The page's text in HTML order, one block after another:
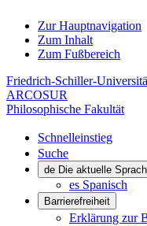
Zur Hauptnavigation
Zum Inhalt
Zum Fußbereich
Friedrich-Schiller-
ARCOSUR
Philosophische Fakultät
Schnelleinstieg
Suche
de Die aktuelle
es Spanisch
Barrierefreiheit
Erklärung zur